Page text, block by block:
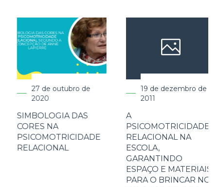
de 2017
A
UMA
26 de outubro de
“OS PROBLEMAS DE
APRENDIZAGEM SÃO
PROBLEMAS
RELACIONAIS’’(ANDRÉ
27
CORES